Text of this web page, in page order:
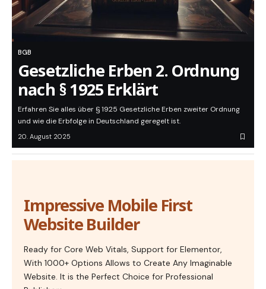
BGB
Gesetzliche Erben 2. Ordnung
nach § 1925 Erklärt
Erfahren Sie alles über § 1925 Gesetzliche Erben zweiter Ordnung
und wie die Erbfolge in Deutschland geregelt ist.
20. August 2025
Impressive Mobile First
Website Builder
Ready for Core Web Vitals, Support for Elementor,
With 1000+ Options Allows to Create Any Imaginable
Website. It is the Perfect Choice for Professional